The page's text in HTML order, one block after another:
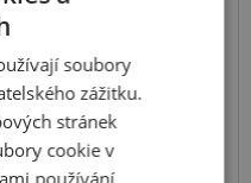
soubory
zážitku.
stránek
cookie v
používání